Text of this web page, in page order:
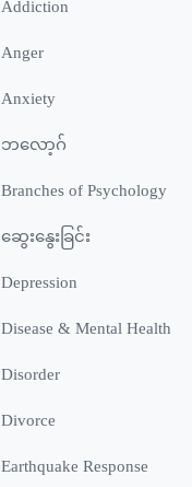
Addiction
Anger
Anxiety
ဘလော့ဂ်
Branches of Psychology
ဆွေးနွေးခြင်း
Depression
Disease & Mental Health
Disorder
Divorce
Earthquake Response